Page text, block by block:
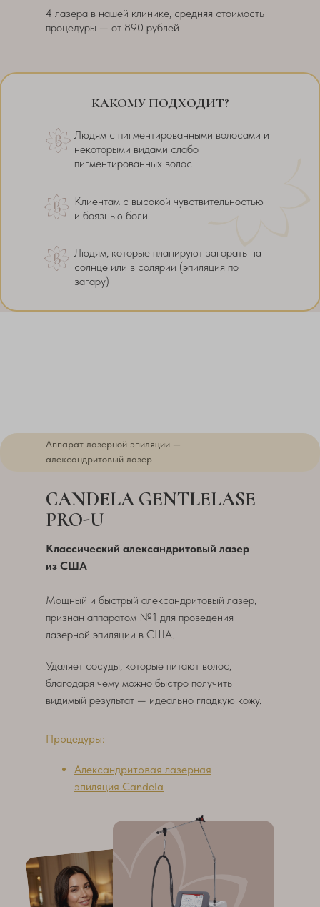
Людям с пигментированными волосами и
некоторыми видами слабо
пигментированных волос
Клиентам с высокой чувствительностью
и боязнью боли.
4 лазера в нашей клинике, средняя стоимость
процедуры — от 890 рублей
КАКОМУ ПОДХОДИТ?
Людям, которые планируют загорать на
солнце или в солярии (эпиляция по
загару)
CANDELA GENTLELASE
PRO-U
Классический александритовый лазер
из США
Мощный и быстрый александритовый лазер,
признан аппаратом №1 для проведения
лазерной эпиляции в США.
Удаляет сосуды, которые питают волос,
благодаря чему можно быстро получить
видимый результат — идеально гладкую кожу.
Александритовая лазерная
эпиляция Candela
Процедуры:
Аппарат лазерной эпиляции —
александритовый лазер